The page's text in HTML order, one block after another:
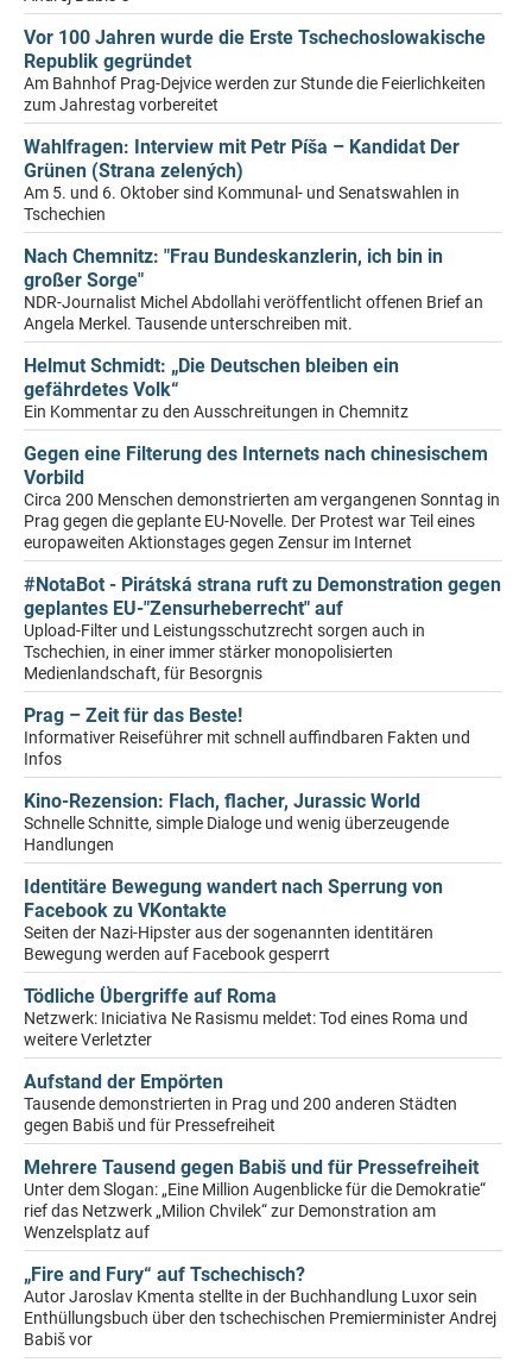
Vor 100 Jahren wurde die Erste Tschechoslowakische
Republik gegründet
Am Bahnhof Prag-Dejvice werden zur Stunde die Feierlichkeiten
zum Jahrestag vorbereitet
Wahlfragen: Interview mit Petr Píša – Kandidat Der
Grünen (Strana zelených)
Am 5. und 6. Oktober sind Kommunal- und Senatswahlen in
Tschechien
Nach Chemnitz: "Frau Bundeskanzlerin, ich bin in
großer Sorge"
NDR-Journalist Michel Abdollahi veröffentlicht offenen Brief an
Angela Merkel. Tausende unterschreiben mit.
Helmut Schmidt: „Die Deutschen bleiben ein
gefährdetes Volk“
Ein Kommentar zu den Ausschreitungen in Chemnitz
Gegen eine Filterung des Internets nach chinesischem
Vorbild
Circa 200 Menschen demonstrierten am vergangenen Sonntag in
Prag gegen die geplante EU-Novelle. Der Protest war Teil eines
europaweiten Aktionstages gegen Zensur im Internet
#NotaBot - Pirátská strana ruft zu Demonstration gegen
geplantes EU-"Zensurheberrecht" auf
Upload-Filter und Leistungsschutzrecht sorgen auch in
Tschechien, in einer immer stärker monopolisierten
Medienlandschaft, für Besorgnis
Prag – Zeit für das Beste!
Informativer Reiseführer mit schnell auffindbaren Fakten und
Infos
Kino-Rezension: Flach, flacher, Jurassic World
Schnelle Schnitte, simple Dialoge und wenig überzeugende
Handlungen
Identitäre Bewegung wandert nach Sperrung von
Facebook zu VKontakte
Seiten der Nazi-Hipster aus der sogenannten identitären
Bewegung werden auf Facebook gesperrt
Tödliche Übergriffe auf Roma
Netzwerk: Iniciativa Ne Rasismu meldet: Tod eines Roma und
weitere Verletzter
Aufstand der Empörten
Tausende demonstrierten in Prag und 200 anderen Städten
gegen Babiš und für Pressefreiheit
Mehrere Tausend gegen Babiš und für Pressefreiheit
Unter dem Slogan: „Eine Million Augenblicke für die Demokratie“
rief das Netzwerk „Milion Chvilek“ zur Demonstration am
Wenzelsplatz auf
„Fire and Fury“ auf Tschechisch?
Autor Jaroslav Kmenta stellte in der Buchhandlung Luxor sein
Enthüllungsbuch über den tschechischen Premierminister Andrej
Babiš vor